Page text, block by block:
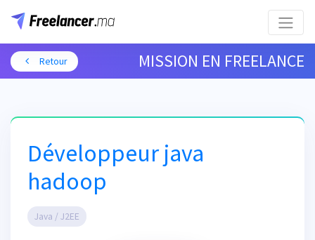
Retour MISSION EN FREELANCE
Développeur java
hadoop
Java / J2EE